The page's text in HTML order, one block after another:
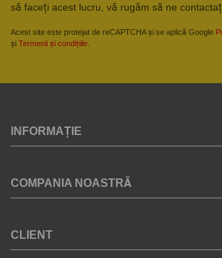
să faceți acest lucru, vă rugăm să ne
Acest site este protejat de reCAPTCHA și se aplică Google
și Termenii și condițiile
INFORMAȚIE
COMPANIA NOASTRĂ
CLIENT